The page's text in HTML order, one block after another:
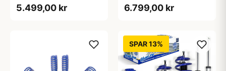
5.499,00 kr
Quattro(8P), fjedreben
6.799,00 kr
SPAR 13%